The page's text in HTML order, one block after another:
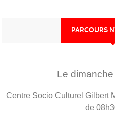
PARCOURS
Le dimanche
Centre Socio Culturel Gilbert
de